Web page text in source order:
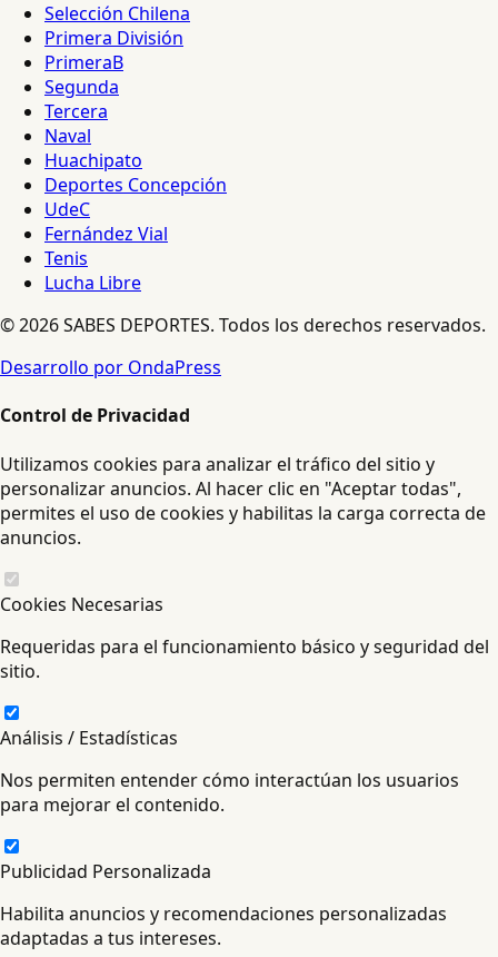
Selección Chilena
Primera División
PrimeraB
Segunda
Tercera
Naval
Huachipato
Deportes Concepción
UdeC
Fernández Vial
Tenis
Lucha Libre
© 2026 SABES DEPORTES. Todos los derechos reservados.
Desarrollo por OndaPress
Control de Privacidad
Utilizamos cookies para analizar el tráfico del sitio y
personalizar anuncios. Al hacer clic en "Aceptar todas",
permites el uso de cookies y habilitas la carga correcta de
anuncios.
Cookies Necesarias
Requeridas para el funcionamiento básico y seguridad del
sitio.
Análisis / Estadísticas
Nos permiten entender cómo interactúan los usuarios
para mejorar el contenido.
Publicidad Personalizada
Habilita anuncios y recomendaciones personalizadas
adaptadas a tus intereses.